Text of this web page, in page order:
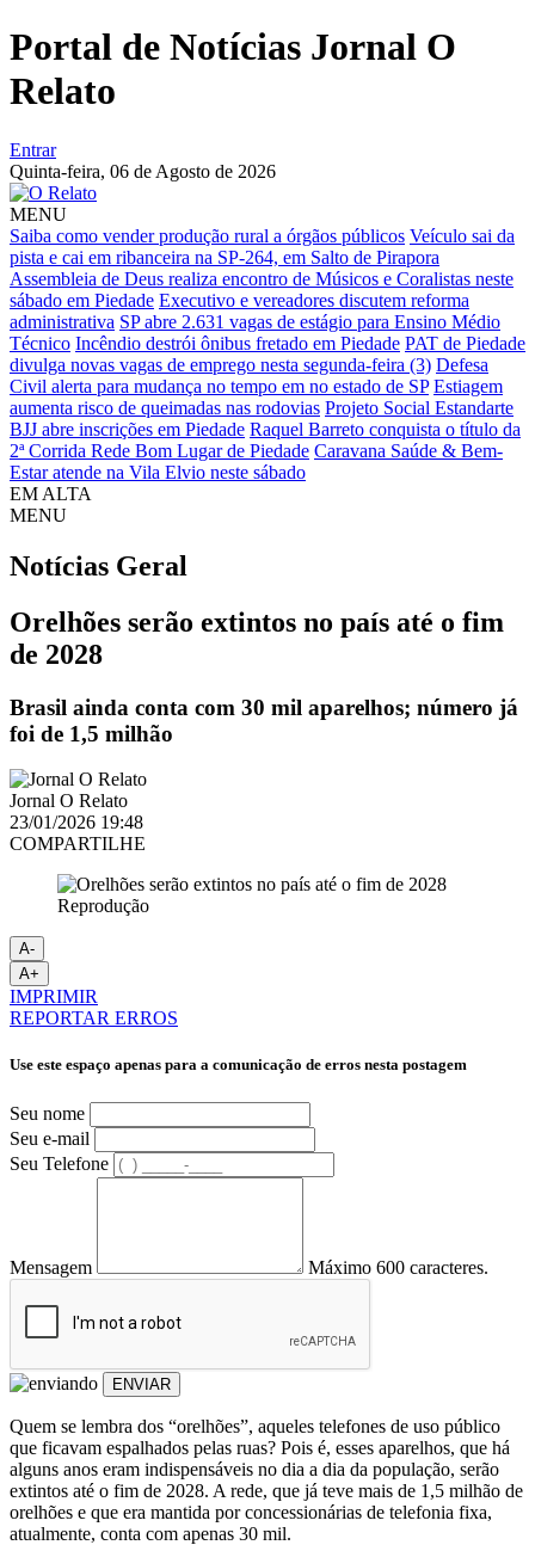
Portal de Notícias Jornal O
Relato
Entrar
Quinta-feira, 06 de Agosto de 2026
MENU
Saiba como vender produção rural a órgãos públicos Veículo sai da
pista e cai em ribanceira na SP-264, em Salto de Pirapora
Assembleia de Deus realiza encontro de Músicos e Coralistas neste
sábado em Piedade Executivo e vereadores discutem reforma
administrativa SP abre 2.631 vagas de estágio para Ensino Médio
Técnico Incêndio destrói ônibus fretado em Piedade PAT de Piedade
divulga novas vagas de emprego nesta segunda-feira (3) Defesa
Civil alerta para mudança no tempo em no estado de SP Estiagem
aumenta risco de queimadas nas rodovias Projeto Social Estandarte
BJJ abre inscrições em Piedade Raquel Barreto conquista o título da
2ª Corrida Rede Bom Lugar de Piedade Caravana Saúde & Bem-
Estar atende na Vila Elvio neste sábado
EM ALTA
MENU
Notícias Geral
Orelhões serão extintos no país até o fim
de 2028
Brasil ainda conta com 30 mil aparelhos; número já
foi de 1,5 milhão
Jornal O Relato
23/01/2026 19:48
COMPARTILHE
Reprodução
A-
A+
IMPRIMIR
REPORTAR ERROS
Use este espaço apenas para a comunicação de erros nesta postagem
Seu nome
Seu e-mail
Seu Telefone
Mensagem Máximo 600 caracteres.
ENVIAR
Quem se lembra dos “orelhões”, aqueles telefones de uso público
que ficavam espalhados pelas ruas? Pois é, esses aparelhos, que há
alguns anos eram indispensáveis no dia a dia da população, serão
extintos até o fim de 2028. A rede, que já teve mais de 1,5 milhão de
orelhões e que era mantida por concessionárias de telefonia fixa,
atualmente, conta com apenas 30 mil.